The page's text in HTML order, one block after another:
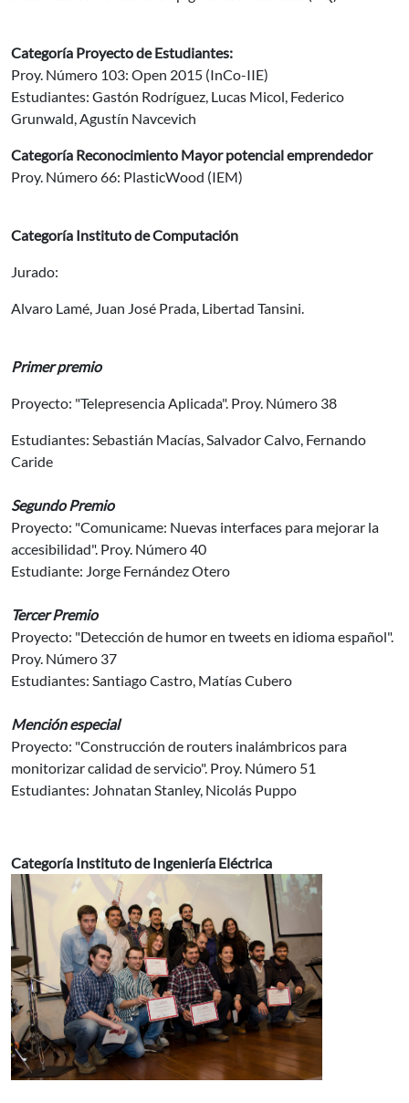
Categoría Proyecto de Estudiantes:
Proy. Número 103: Open 2015 (InCo-IIE)
Estudiantes: Gastón Rodríguez, Lucas Micol, Federico
Grunwald, Agustín Navcevich
Categoría Reconocimiento Mayor potencial emprendedor
Proy. Número 66: PlasticWood (IEM)
Categoría Instituto de Computación
Jurado:
Alvaro Lamé, Juan José Prada, Libertad Tansini.
Primer premio
Proyecto: "Telepresencia Aplicada". Proy. Número 38
Estudiantes: Sebastián Macías, Salvador Calvo, Fernando
Caride
Segundo Premio
Proyecto: "Comunicame: Nuevas interfaces para mejorar la
accesibilidad". Proy. Número 40
Estudiante: Jorge Fernández Otero
Tercer Premio
Proyecto: "Detección de humor en tweets en idioma español".
Proy. Número 37
Estudiantes: Santiago Castro, Matías Cubero
Mención especial
Proyecto: "Construcción de routers inalámbricos para
monitorizar calidad de servicio". Proy. Número 51
Estudiantes: Johnatan Stanley, Nicolás Puppo
Categoría Instituto de Ingeniería Eléctrica